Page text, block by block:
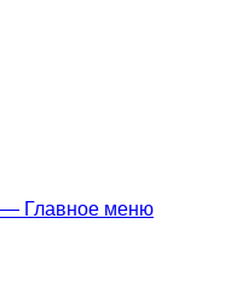
Главное меню